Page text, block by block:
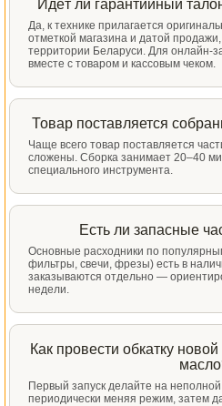
Идёт ли гарантийный
Да, к технике прилагается
отметкой магазина и датой
территории Беларуси. Для онлайн-
вместе с товаром и кассовым чеком.
Товар поставляется
Чаще всего товар поставляется
сложены. Сборка занимает 20–40
специального инструмента.
Есть ли запасные
Основные расходники по
фильтры, свечи, фрезы) есть в
заказываются отдельно —
недели.
Как провести обкатку
Первый запуск делайте на неполной
периодически меняя режим, затем